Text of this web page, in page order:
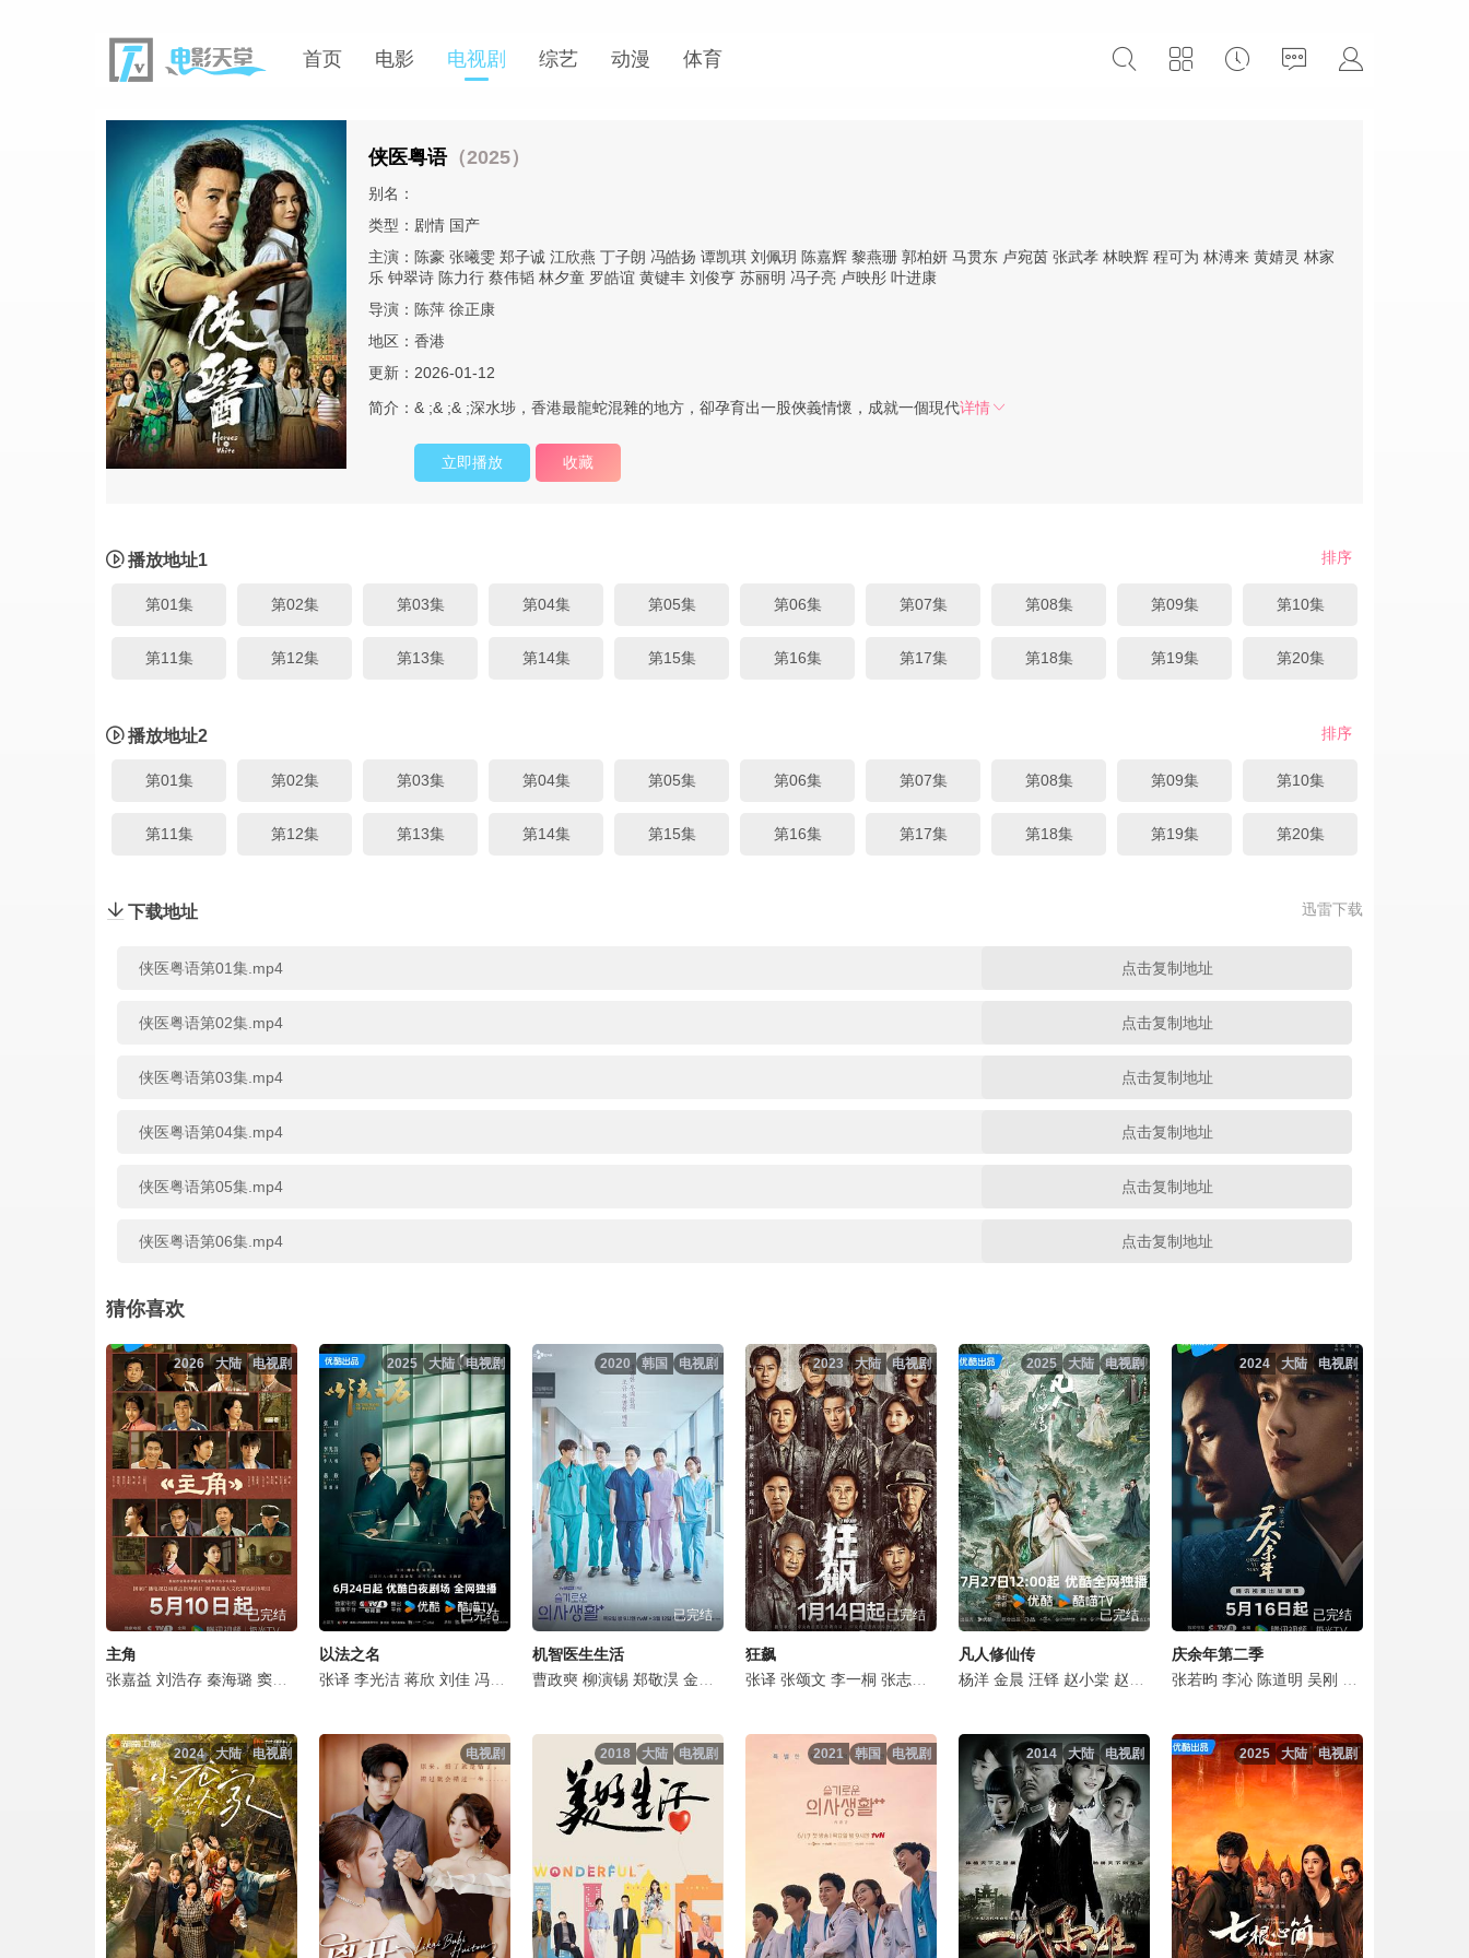
首页 电影 电视剧 综艺 动漫 体育
侠医粤语（2025）
别名：
类型： 剧情 国产
主演： 陈豪 张曦雯 郑子诚 江欣燕 丁子朗 冯皓扬 谭凯琪 刘佩玥 陈嘉辉 黎燕珊 郭柏妍 马贯东 卢宛茵 张武孝 林映辉 程可为 林溥来 黄婧灵 林家
乐 钟翠诗 陈力行 蔡伟韬 林夕童 罗皓谊 黄键丰 刘俊亨 苏丽明 冯子亮 卢映彤 叶进康
导演： 陈萍 徐正康
地区： 香港
更新：2026-01-12
简介： & ;& ;& ;深水埗，香港最龍蛇混雜的地方，卻孕育出一股俠義情懷，成就一個現代详情
立即播放 收藏
排序
播放地址1
第01集 第02集 第03集 第04集 第05集 第06集 第07集 第08集 第09集 第10集
第11集 第12集 第13集 第14集 第15集 第16集 第17集 第18集 第19集 第20集
排序
播放地址2
第01集 第02集 第03集 第04集 第05集 第06集 第07集 第08集 第09集 第10集
第11集 第12集 第13集 第14集 第15集 第16集 第17集 第18集 第19集 第20集
迅雷下载
下载地址
侠医粤语第01集.mp4 点击复制地址
侠医粤语第02集.mp4 点击复制地址
侠医粤语第03集.mp4 点击复制地址
侠医粤语第04集.mp4 点击复制地址
侠医粤语第05集.mp4 点击复制地址
侠医粤语第06集.mp4 点击复制地址
侠医粤语第07集.mp4
侠医粤语第08集.mp4 点击复制地址
侠医粤语第09集.mp4 点击复制地址
侠医粤语第10集.mp4 点击复制地址
侠医粤语第11集.mp4 点击复制地址
侠医粤语第12集.mp4 点击复制地址
侠医粤语第13集.mp4 点击复制地址
侠医粤语第14集.mp4 点击复制地址
侠医粤语第15集.mp4 点击复制地址
侠医粤语第16集.mp4 点击复制地址
侠医粤语第17集.mp4 点击复制地址
侠医粤语第18集.mp4 点击复制地址
侠医粤语第19集.mp4 点击复制地址
猜你喜欢
电视剧
大陆
2026
已完结
主角
张嘉益 刘浩存 秦海璐 窦骁 翟子路 王晓晨 扈耀之 王海燕 李泽锋 孙浩 姬他 张国强 王丽坤 石文中 韩沛颖 苗阜
电视剧
大陆
2025
已完结
以法之名
张译 李光洁 蒋欣 刘佳 冯嘉怡 丁勇岱 杨烁 施京明 王劲松 任重 郝平 白冰 董晴 徐梵溪 毛俊杰 宋熹 赵煊 金泽灏 章煜奇 田昊 姬他 颜世魁 林鹏 潘之琳
电视剧
韩国
2020
已完结
机智医生生活
曹政奭 柳演锡 郑敬淏 金大明 田美都 金海淑 金甲洙 丁文晟 申贤彬 文泰佑 金俊翰 河允庆 全光镇 安恩真 金惠仁 崔英俊
电视剧
大陆
2023
已完结
狂飙
张译 张颂文 李一桐 张志坚 吴刚 倪大红 韩童生 李建义 石兆琪 李健 高叶 王骁 令卓 岳阳
电视剧
大陆
2025
已完结
凡人修仙传
杨洋 金晨 汪铎 赵小棠 赵晴 金佳悦 荣梓希 张婉儿 胡宇轩
电视剧
大陆
2024
已完结
庆余年第二季
张若昀 李沁 陈道明 吴刚
电视剧
大陆
2024 电视剧 电视剧
大陆
2018 电视剧
韩国
2021 电视剧
大陆
2014 电视剧
大陆
2025